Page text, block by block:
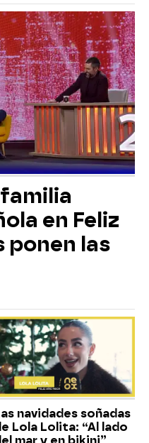
en Feliz
ponen las
navidades soñadas
Lola Lolita: “Al lado